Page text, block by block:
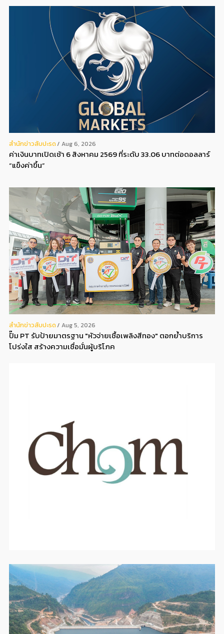
สํานักข่าวสับปะรด Aug 6, 2026
ค่าเงินบาทเปิดเช้า 6 สิงหาคม 2569 ที่ระดับ 33.06 บาทต่อดอลลาร์
“แข็งค่าขึ้น”
สํานักข่าวสับปะรด Aug 5, 2026
ปั๊ม PT รับป้ายมาตรฐาน "หัวจ่ายเชื้อเพลิงสีทอง" ตอกย้ำบริการ
โปร่งใส สร้างความเชื่อมั่นผู้บริโภค